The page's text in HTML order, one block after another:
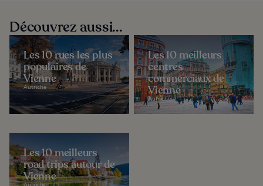
Découvrez aussi...
Les 10 rues les plus
populaires de
Vienne
Autriche
Les 10 meilleurs
centres
commerciaux de
Vienne
Autriche
Les 10 meilleurs
road trips autour de
Vienne